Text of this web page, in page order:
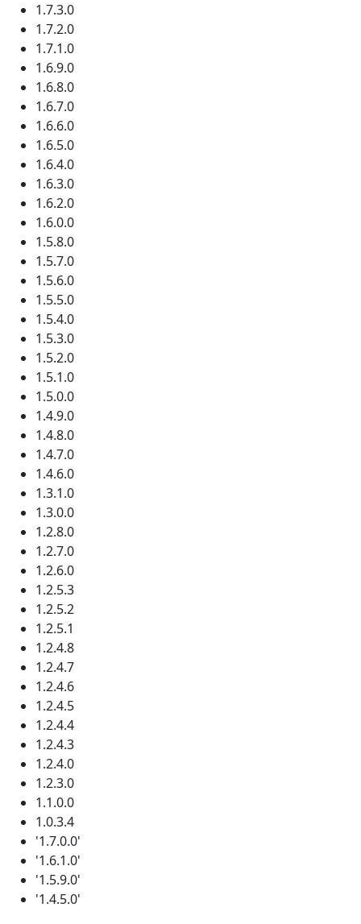
1.7.3.0
1.7.2.0
1.7.1.0
1.6.9.0
1.6.8.0
1.6.7.0
1.6.6.0
1.6.5.0
1.6.4.0
1.6.3.0
1.6.2.0
1.6.0.0
1.5.8.0
1.5.7.0
1.5.6.0
1.5.5.0
1.5.4.0
1.5.3.0
1.5.2.0
1.5.1.0
1.5.0.0
1.4.9.0
1.4.8.0
1.4.7.0
1.4.6.0
1.3.1.0
1.3.0.0
1.2.8.0
1.2.7.0
1.2.6.0
1.2.5.3
1.2.5.2
1.2.5.1
1.2.4.8
1.2.4.7
1.2.4.6
1.2.4.5
1.2.4.4
1.2.4.3
1.2.4.0
1.2.3.0
1.1.0.0
1.0.3.4
'1.7.0.0'
'1.6.1.0'
'1.5.9.0'
'1.4.5.0'